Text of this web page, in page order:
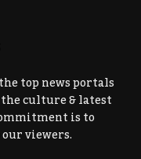
top news portals
culture & latest
is to
viewers.